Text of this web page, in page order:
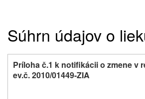
Súhrn údajov o
Príloha č.1 k notifikácii o zmene v
ev.č. 2010/01449-ZIA